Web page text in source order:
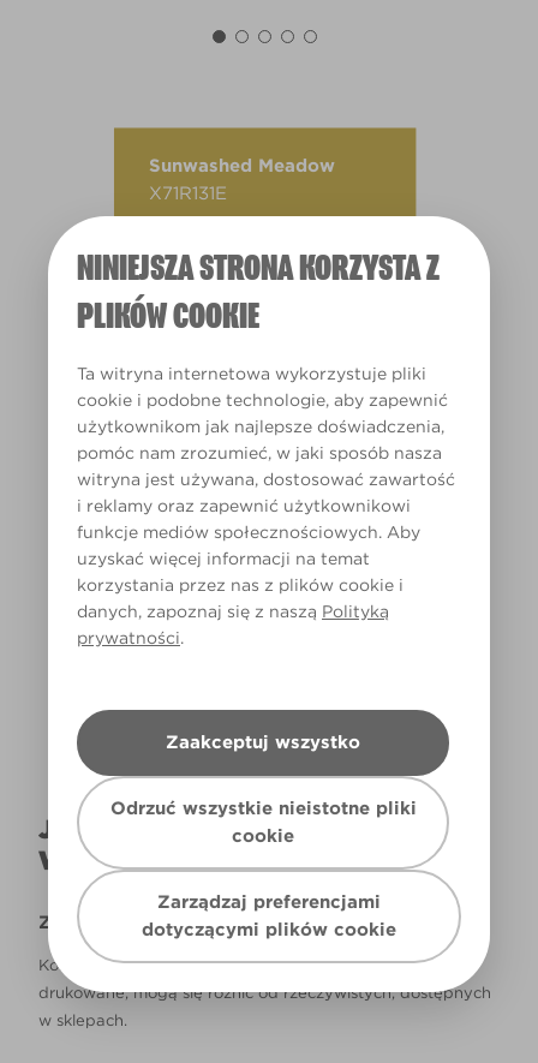
NINIEJSZA STRONA KORZYSTA Z
PLIKÓW COOKIE
Ta witryna internetowa wykorzystuje pliki
cookie i podobne technologie, aby zapewnić
użytkownikom jak najlepsze doświadczenia,
pomóc nam zrozumieć, w jaki sposób nasza
witryna jest używana, dostosować zawartość
i reklamy oraz zapewnić użytkownikowi
funkcje mediów społecznościowych. Aby
uzyskać więcej informacji na temat
korzystania przez nas z plików cookie i
danych, zapoznaj się z naszą Polityką
prywatności.
Zaakceptuj wszystko
Odrzuć wszystkie nieistotne pliki
cookie
Zarządzaj preferencjami
dotyczącymi plików cookie
Sunwashed Meadow
X71R131E
Światło dzienne
JAK NAPRAWDĘ KOLOR BĘDZIE
WYGLĄDAŁ W TWOIM DOMU?
Zastrzeżenie
Kolory, które są widoczne na monitorze i/lub kolory
drukowane, mogą się różnić od rzeczywistych, dostępnych
w sklepach.